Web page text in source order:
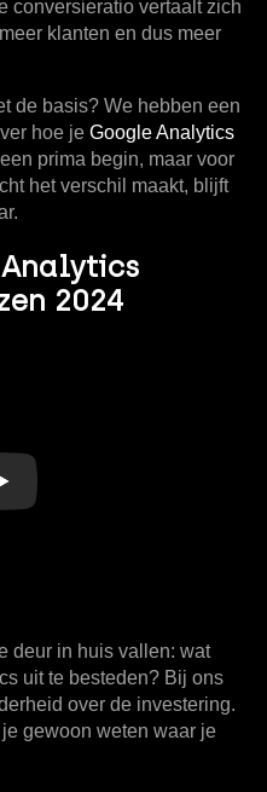
conversieratio vertaalt zich
klanten en dus meer
de basis? We hebben een
hoe je Google Analytics
prima begin, maar voor
het verschil maakt, blijft
2024
deur in huis vallen: wat
uit te besteden? Bij ons
over de investering.
gewoon weten waar je